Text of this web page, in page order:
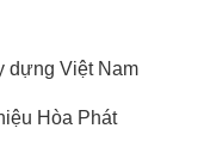
dựng Việt Nam
Hòa Phát